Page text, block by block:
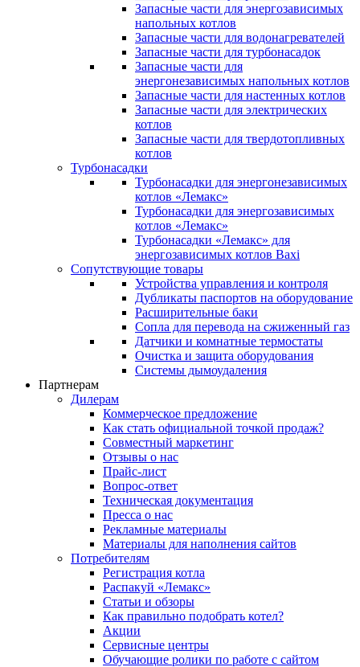
Запасные части для энергозависимых
напольных котлов
Запасные части для водонагревателей
Запасные части для турбонасадок
Запасные части для
энергонезависимых напольных котлов
Запасные части для настенных котлов
Запасные части для электрических
котлов
Запасные части для твердотопливных
котлов
Турбонасадки
Турбонасадки для энергонезависимых
котлов «Лемакс»
Турбонасадки для энергозависимых
котлов «Лемакс»
Турбонасадки «Лемакс» для
энергозависимых котлов Baxi
Сопутствующие товары
Устройства управления и контроля
Дубликаты паспортов на оборудование
Расширительные баки
Сопла для перевода на сжиженный газ
Датчики и комнатные термостаты
Очистка и защита оборудования
Системы дымоудаления
Партнерам
Дилерам
Коммерческое предложение
Как стать официальной точкой продаж?
Совместный маркетинг
Отзывы о нас
Прайс-лист
Вопрос-ответ
Техническая документация
Пресса о нас
Рекламные материалы
Материалы для наполнения сайтов
Потребителям
Регистрация котла
Распакуй «Лемакс»
Статьи и обзоры
Как правильно подобрать котел?
Акции
Сервисные центры
Обучающие ролики по работе с сайтом